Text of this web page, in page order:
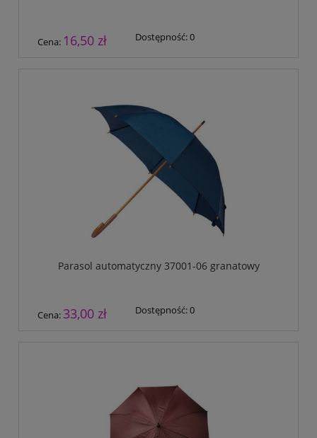
Cena: 16,50 zł Dostępność:0
Parasol automatyczny 37001-06 granatowy
Cena: 33,00 zł Dostępność:0